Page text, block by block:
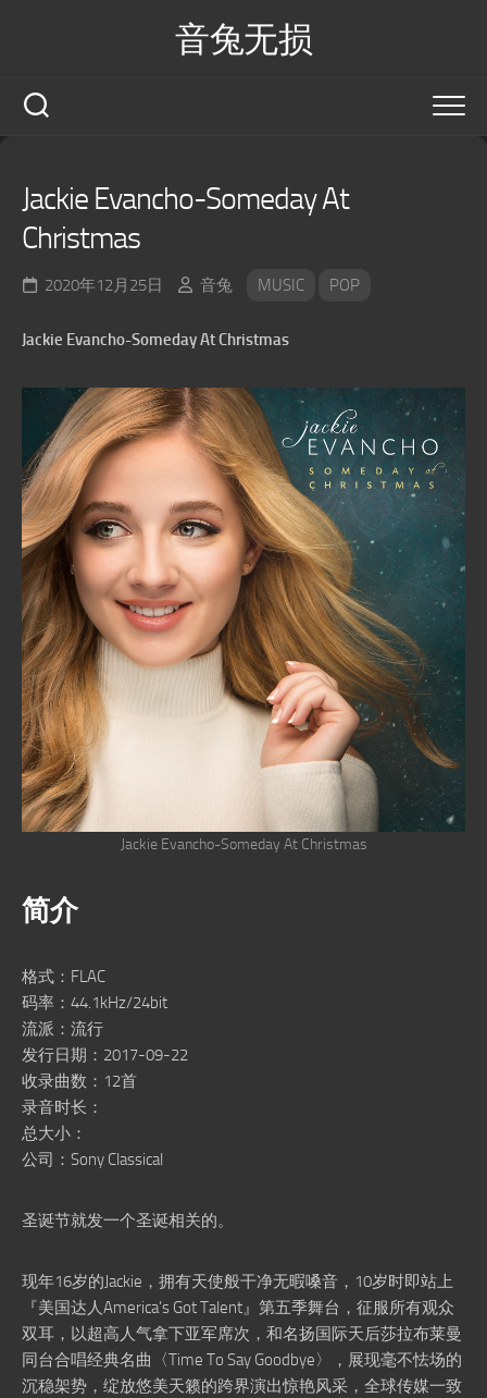
音兔无损
Jackie Evancho-Someday At
Christmas
2020年12月25日 音兔 MUSIC POP
Jackie Evancho-Someday At Christmas
Jackie Evancho-Someday At Christmas
简介
格式：FLAC
码率：44.1kHz/24bit
流派：流行
发行日期：2017-09-22
收录曲数：12首
录音时长：
总大小：
公司：Sony Classical
圣诞节就发一个圣诞相关的。
现年16岁的Jackie，拥有天使般干净无暇嗓音，10岁时即站上
『美国达人America’s Got Talent』第五季舞台，征服所有观众
双耳，以超高人气拿下亚军席次，和名扬国际天后莎拉布莱曼
同台合唱经典名曲〈Time To Say Goodbye〉，展现毫不怯场的
沉稳架势，绽放悠美天籁的跨界演出惊艳风采，全球传媒一致